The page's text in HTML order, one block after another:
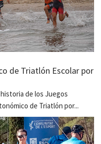
de Triatlón Escolar por
de los Juegos
de Triatlón por...